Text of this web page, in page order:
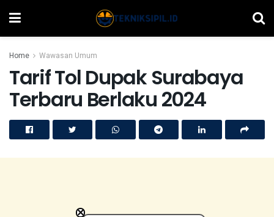
Home Wawasan Umum
Tarif Tol Dupak Surabaya
Terbaru Berlaku 2024
×